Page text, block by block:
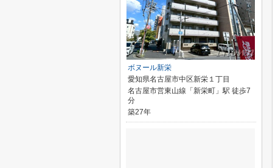
ボヌール新栄
愛知県名古屋市中区新栄１丁目
名古屋市営東山線「新栄町」駅 徒歩7
分
築27年